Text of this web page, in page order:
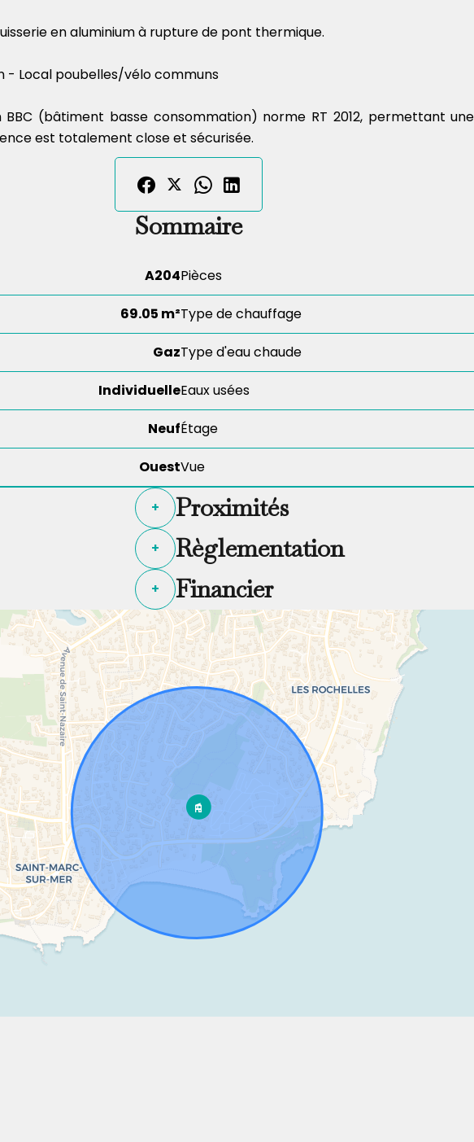
en aluminium à rupture de pont thermique.
- Local poubelles/vélo communs
(bâtiment basse consommation) norme RT 2012, permettant
est totalement close et sécurisée.
Sommaire
A204Pièces
69.05 m²Type de chauffage
GazType d'eau chaude
IndividuelleEaux usées
NeufÉtage
OuestVue
+ Proximités
+ Règlementation
+ Financier